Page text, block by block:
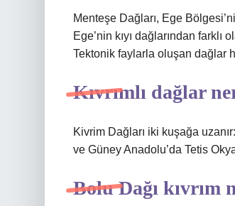
Menteşe Dağları, Ege
Ege’nin kıyı dağlarından
Tektonik faylarla oluşan dağlar
Kıvrımlı dağlar
Kivrim Dağları iki kuşağa
ve Güney Anadolu’da Tetis
Bolu Dağı kıvrım